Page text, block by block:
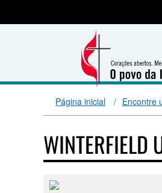
Página inicial Encontre
WINTERFIELD